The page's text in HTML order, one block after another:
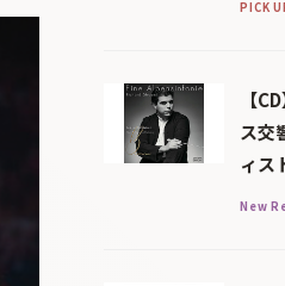
PICK
【
ス交
ィス
New